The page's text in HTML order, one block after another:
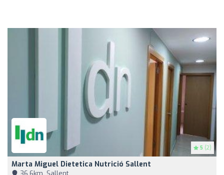
5 (2)
Marta Miguel Dietetica Nutrició Sallent